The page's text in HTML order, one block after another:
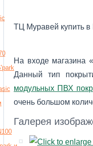
ТЦ Муравей купить
На входе магазина
Данный тип
модульных ПВХ
очень большом
Галерея